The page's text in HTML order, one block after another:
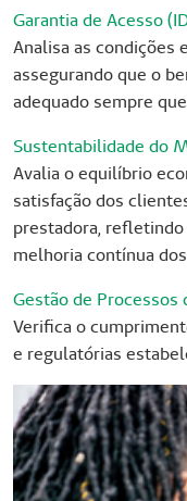
Garantia de Acesso
Analisa as condições
assegurando que o
adequado sempre
Sustentabilidade do
Avalia o equilíbrio
satisfação dos
prestadora, refletindo
melhoria contínua
Gestão de Processos
Verifica o
e regulatórias